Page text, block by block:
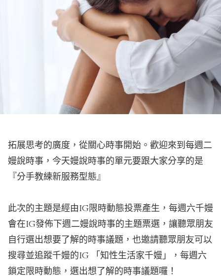
拓展思考的廣度，從關心時事開始。歡迎來到每週二
嫚說時事，今天嫚說時事的單元要跟大家分享的是
『分手教練新服務型態』
此次的主題是經由IG限時動態投票產生，每週六千嫚
會在IG發佈下週二嫚說時事的主題票選，讓聽眾朋友
自行選出想要了解的時事議題，也邀請聽眾朋友可以
搜尋並追蹤千嫚的IG 「知性生活家千嫚」，每週六
鎖定限時動態，選出想了解的時事議題囉！